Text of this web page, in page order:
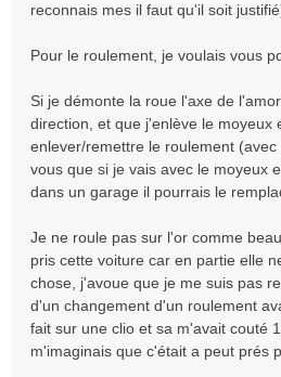
reconnais mes il faut qu'il soit
Pour le roulement, je voulais vous
Si je démonte la roue l'axe de
direction, et que j'enlève le moyeux
enlever/remettre le roulement
vous que si je vais avec le moyeux
dans un garage il pourrais le
Je ne roule pas sur l'or comme
pris cette voiture car en partie elle
chose, j'avoue que je me suis pas
d'un changement d'un roulement
fait sur une clio et sa m'avait couté
m'imaginais que c'était a peut prés